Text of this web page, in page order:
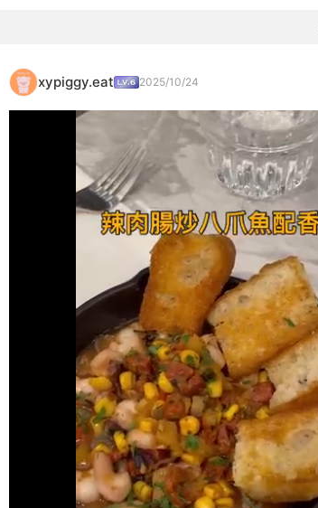
xypiggy.eat 2025/10/24